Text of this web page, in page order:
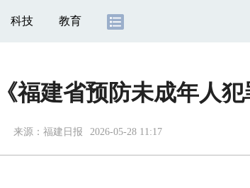
科技 教育
福建省预防未成年人
来源： 福建日报 2026-05-28 11:17